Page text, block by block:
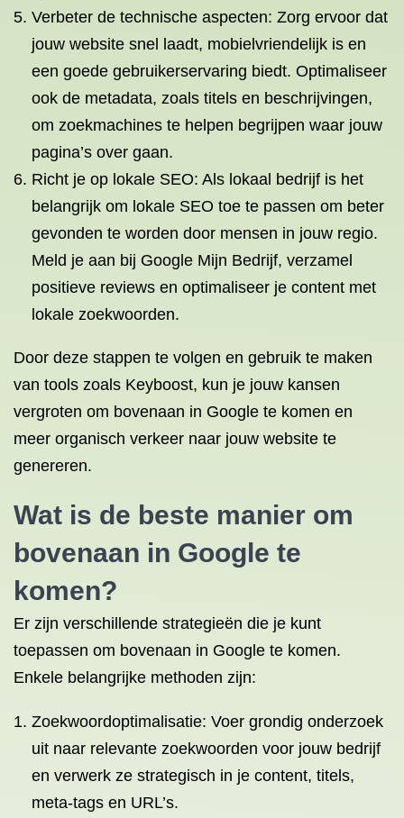
Verbeter de technische aspecten: Zorg ervoor dat
jouw website snel laadt, mobielvriendelijk is en
een goede gebruikerservaring biedt. Optimaliseer
ook de metadata, zoals titels en beschrijvingen,
om zoekmachines te helpen begrijpen waar jouw
pagina’s over gaan.
Richt je op lokale SEO: Als lokaal bedrijf is het
belangrijk om lokale SEO toe te passen om beter
gevonden te worden door mensen in jouw regio.
Meld je aan bij Google Mijn Bedrijf, verzamel
positieve reviews en optimaliseer je content met
lokale zoekwoorden.
Door deze stappen te volgen en gebruik te maken
van tools zoals Keyboost, kun je jouw kansen
vergroten om bovenaan in Google te komen en
meer organisch verkeer naar jouw website te
genereren.
Wat is de beste manier om
bovenaan in Google te
komen?
Er zijn verschillende strategieën die je kunt
toepassen om bovenaan in Google te komen.
Enkele belangrijke methoden zijn:
Zoekwoordoptimalisatie: Voer grondig onderzoek
uit naar relevante zoekwoorden voor jouw bedrijf
en verwerk ze strategisch in je content, titels,
meta-tags en URL’s.